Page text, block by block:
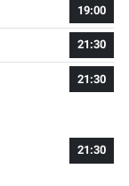
19:00
21:30
21:30
21:30